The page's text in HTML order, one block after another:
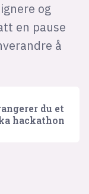
og
en pause
å
du et
hackathon